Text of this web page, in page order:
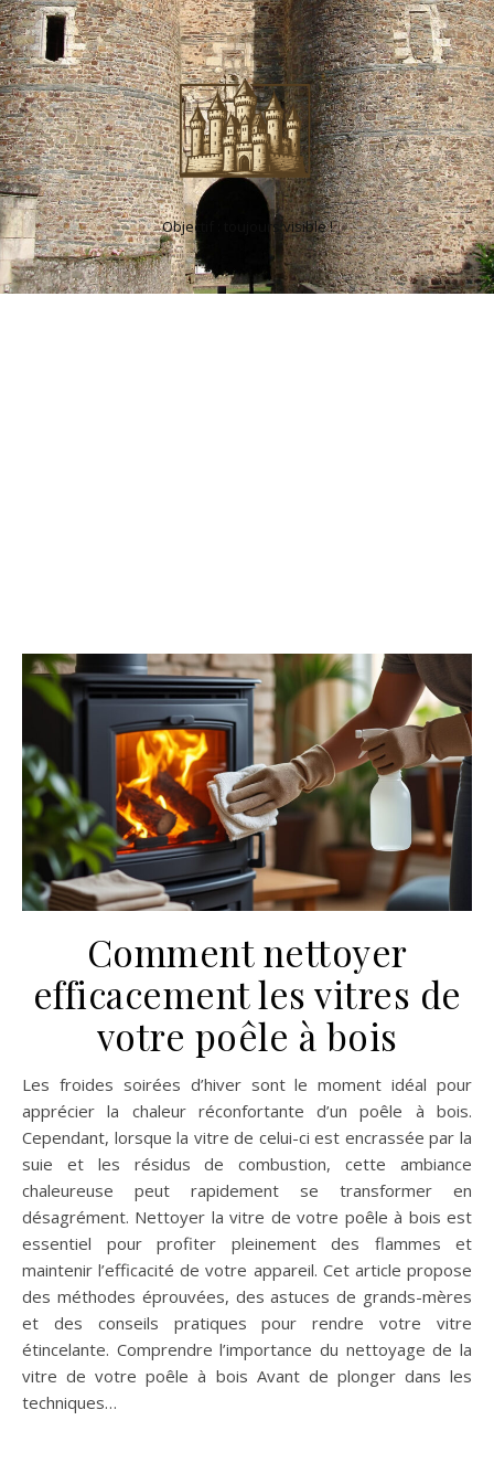
Objectif : toujours visible !
Comment nettoyer
efficacement les vitres de
votre poêle à bois
Les froides soirées d’hiver sont le moment idéal pour
apprécier la chaleur réconfortante d’un poêle à bois.
Cependant, lorsque la vitre de celui-ci est encrassée par la
suie et les résidus de combustion, cette ambiance
chaleureuse peut rapidement se transformer en
désagrément. Nettoyer la vitre de votre poêle à bois est
essentiel pour profiter pleinement des flammes et
maintenir l’efficacité de votre appareil. Cet article propose
des méthodes éprouvées, des astuces de grands-mères
et des conseils pratiques pour rendre votre vitre
étincelante. Comprendre l’importance du nettoyage de la
vitre de votre poêle à bois Avant de plonger dans les
techniques…